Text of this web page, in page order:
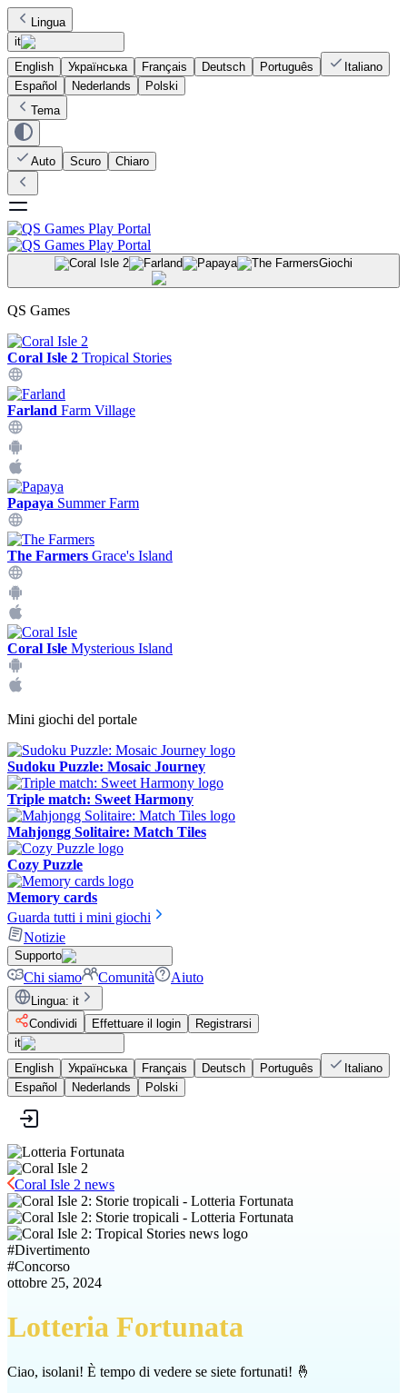
Lingua
it
English
Українська Français Deutsch Português
Italiano
Español
Nederlands
Polski
Tema
Auto Scuro Chiaro
Giochi
QS Games
Coral Isle 2 Tropical Stories
Farland Farm Village
Papaya Summer Farm
The Farmers Grace's Island
Coral Isle Mysterious Island
Mini giochi del portale
Sudoku Puzzle: Mosaic Journey
Triple match: Sweet Harmony
Mahjongg Solitaire: Match Tiles
Cozy Puzzle
Memory cards
Guarda tutti i mini giochi
Notizie
Supporto
Chi siamo Comunità Aiuto
Lingua: it
Condividi
Effettuare il login
Registrarsi
it
English
Українська Français Deutsch Português
Italiano
Español
Nederlands Polski
Coral Isle 2 news
#Divertimento
#Concorso
ottobre 25, 2024
Lotteria Fortunata
Ciao, isolani! È tempo di vedere se siete fortunati! 🤞